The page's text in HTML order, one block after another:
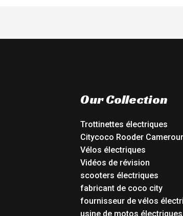
Our Collection
Trottinettes électriques
Citycoco Rooder
Vélos électriques
Vidéos de révision
scooters électriques
fabricant de coco city
fournisseur de vélos
usine de motos électriques